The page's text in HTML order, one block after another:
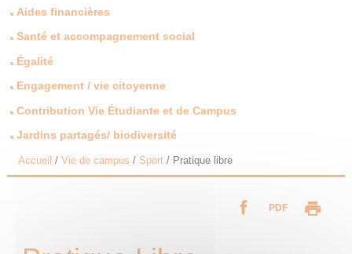
Aides financières
Santé et accompagnement social
Égalité
Engagement / vie citoyenne
Contribution Vie Étudiante et de Campus
Jardins partagés/ biodiversité
Accueil / Vie de campus / Sport/ Pratique libre
PDF